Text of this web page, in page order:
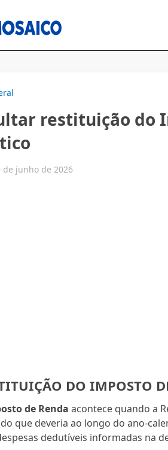
restituição do
de junho de 2026
DO IMPOSTO
de Renda acontece quando a
que deveria ao longo do ano-
dedutíveis informadas na